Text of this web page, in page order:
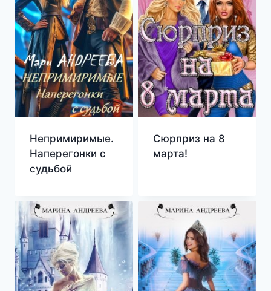
Непримиримые.
Наперегонки с
судьбой
Сюрприз на 8
марта!